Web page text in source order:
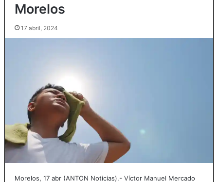
Morelos
17 abril, 2024
Morelos, 17 abr (ANTON Noticias).- Víctor Manuel Mercado